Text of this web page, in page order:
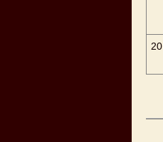
20